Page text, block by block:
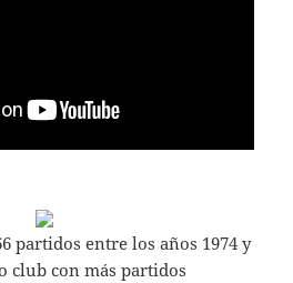
partidos entre los años 1974 y
club con más partidos